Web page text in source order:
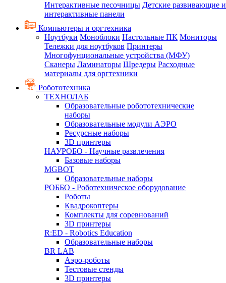
Интерактивные песочницы Детские развивающие
интерактивные панели
Компьютеры и оргтехника
Ноутбуки Моноблоки Настольные ПК Мониторы
Тележки для ноутбуков Принтеры
Многофунциональные устройства (МФУ)
Сканеры Ламинаторы Шредеры Расходные
материалы для оргтехники
Робототехника
ТЕХНОЛАБ
Образовательные робототехнические
наборы
Образовательные модули АЭРО
Ресурсные наборы
3D принтеры
НАУРОБО - Научные развлечения
Базовые наборы
MGBOT
Образовательные наборы
РОББО - Роботехническое оборудование
Роботы
Квадрокоптеры
Комплекты для соревнований
3D принтеры
R:ED - Robotics Education
Образовательные наборы
BR LAB
Аэро-роботы
Тестовые стенды
3D принтеры